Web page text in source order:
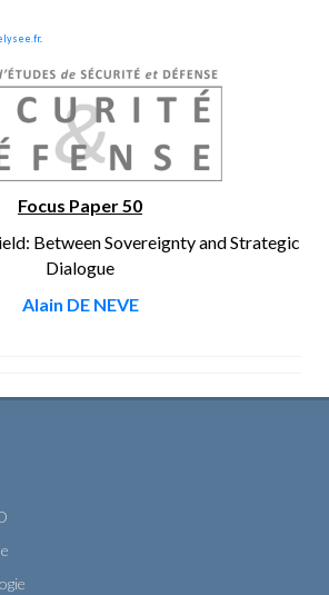
.
Focus Paper 50
Between Sovereignty and Strategic
Dialogue
Alain DE NEVE